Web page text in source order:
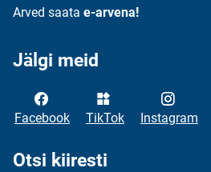
Arved saata e-arvena!
Jälgi meid
Facebook TikTok Instagram
Otsi kiiresti